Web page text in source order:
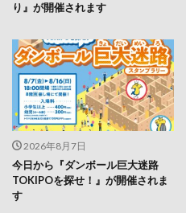
り』が開催されます
2026年8月7日
今日から『ダンボール巨大迷路
TOKIPOを探せ！』が開催されま
す